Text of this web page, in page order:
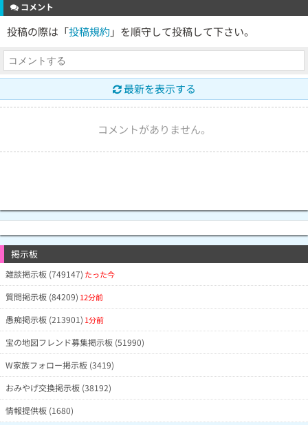
コメント
投稿の際は「投稿規約 」を順守して投稿して下さい。
最新を表示する
コメントがありません。
掲示板
雑談掲示板 (749147) たった今
質問掲示板 (84209) 12分前
愚痴掲示板 (213901) 1分前
宝の地図フレンド募集掲示板 (51990)
W家族フォロー掲示板 (3419)
おみやげ交換掲示板 (38192)
情報提供板 (1680)